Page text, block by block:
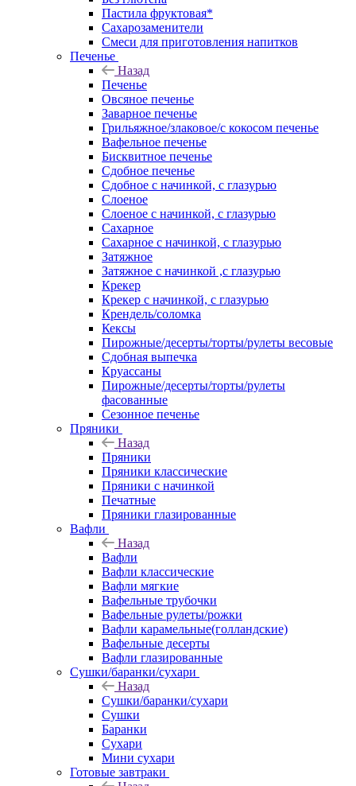
Пастила фруктовая*
Сахарозаменители
Смеси для приготовления напитков
Печенье
Назад
Печенье
Овсяное печенье
Заварное печенье
Грильяжное/злаковое/с кокосом печенье
Вафельное печенье
Бисквитное печенье
Сдобное печенье
Сдобное с начинкой, с глазурью
Слоеное
Слоеное с начинкой, с глазурью
Сахарное
Сахарное с начинкой, с глазурью
Затяжное
Затяжное с начинкой ,с глазурью
Крекер
Крекер с начинкой, с глазурью
Крендель/соломка
Кексы
Пирожные/десерты/торты/рулеты весовые
Сдобная выпечка
Круассаны
Пирожные/десерты/торты/рулеты
фасованные
Сезонное печенье
Пряники
Назад
Пряники
Пряники классические
Пряники с начинкой
Печатные
Пряники глазированные
Вафли
Назад
Вафли
Вафли классические
Вафли мягкие
Вафельные трубочки
Вафельные рулеты/рожки
Вафли карамельные(голландские)
Вафельные десерты
Вафли глазированные
Сушки/баранки/сухари
Назад
Сушки/баранки/сухари
Сушки
Баранки
Сухари
Мини сухари
Готовые завтраки